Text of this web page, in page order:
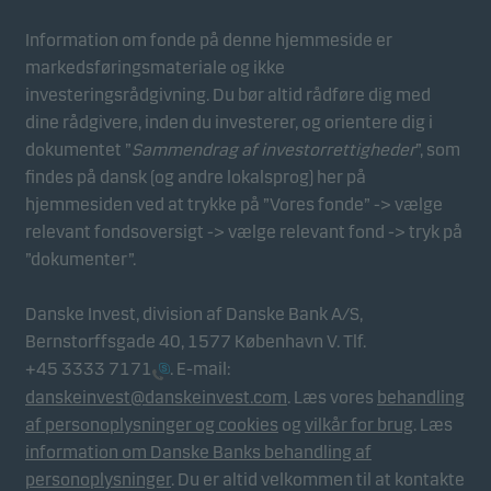
Information om fonde på denne hjemmeside er
markedsføringsmateriale og ikke
investeringsrådgivning. Du bør altid rådføre dig med
dine rådgivere, inden du investerer, og orientere dig i
dokumentet ”Sammendrag af investorrettigheder”, som
findes på dansk (og andre lokalsprog) her på
hjemmesiden ved at trykke på ”Vores fonde” -> vælge
relevant fondsoversigt -> vælge relevant fond -> tryk på
”dokumenter”.
Danske Invest, division af Danske Bank A/S,
Bernstorffsgade 40, 1577 København V. Tlf.
+45 3333 7171
. E-mail:
danskeinvest@danskeinvest.com. Læs vores behandling
af personoplysninger og cookies og vilkår for brug. Læs
information om Danske Banks behandling af
personoplysninger. Du er altid velkommen til at kontakte
aggregeret/anonym form, og bruges til at måle og
optimere effektiviteten for vores hjemmeside.
Marketing
Disse cookies gør det muligt for os at identificere dig
(din enhed) og profilere din adfærd, så vi kan levere
det mest relevante indhold til dig.